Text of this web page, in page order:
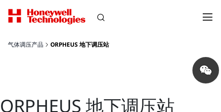
气体调压产品 ORPHEUS 地下调压站
Share
on
wechat
ORPHEUS 地下调压站